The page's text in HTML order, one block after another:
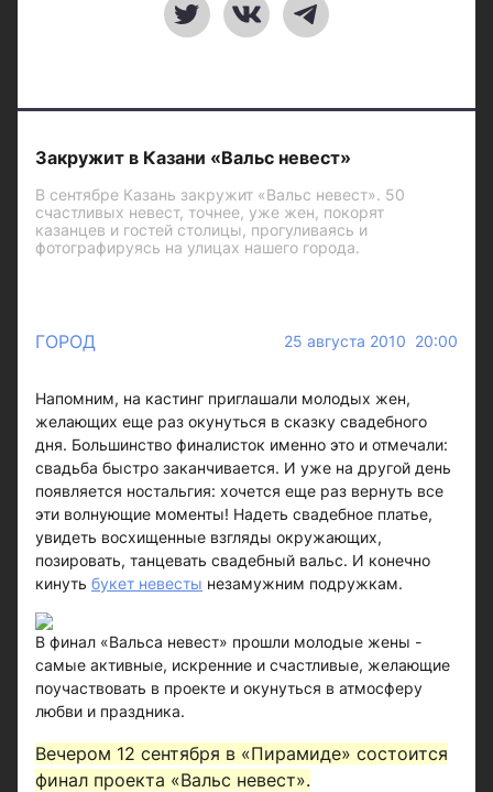
Закружит в Казани «Вальс невест»
В сентябре Казань закружит «Вальс невест». 50
счастливых невест, точнее, уже жен, покорят
казанцев и гостей столицы, прогуливаясь и
фотографируясь на улицах нашего города.
ГОРОД 25 августа 2010 20:00
Напомним, на кастинг приглашали молодых жен,
желающих еще раз окунуться в сказку свадебного
дня. Большинство финалисток именно это и отмечали:
свадьба быстро заканчивается. И уже на другой день
появляется ностальгия: хочется еще раз вернуть все
эти волнующие моменты! Надеть свадебное платье,
увидеть восхищенные взгляды окружающих,
позировать, танцевать свадебный вальс. И конечно
кинуть букет невесты незамужним подружкам.
В финал «Вальса невест» прошли молодые жены -
самые активные, искренние и счастливые, желающие
поучаствовать в проекте и окунуться в атмосферу
любви и праздника.
Вечером 12 сентября в «Пирамиде» состоится
финал проекта «Вальс невест».